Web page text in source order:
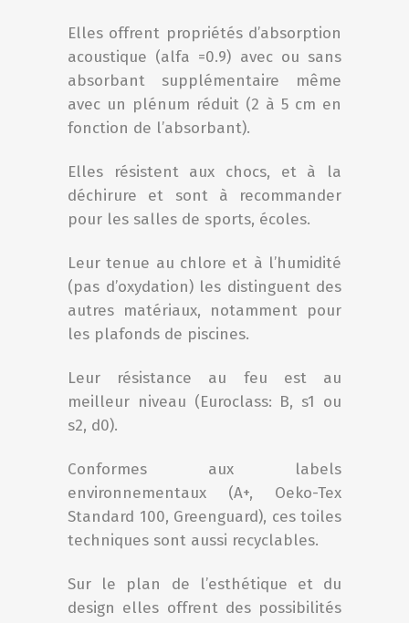
Elles offrent propriétés d’absorption
acoustique (alfa =0.9) avec ou sans
absorbant supplémentaire même
avec un plénum réduit (2 à 5 cm en
fonction de l’absorbant).
Elles résistent aux chocs, et à la
déchirure et sont à recommander
pour les salles de sports, écoles.
Leur tenue au chlore et à l’humidité
(pas d’oxydation) les distinguent des
autres matériaux, notamment pour
les plafonds de piscines.
Leur résistance au feu est au
meilleur niveau (Euroclass: B, s1 ou
s2, d0).
Conformes aux labels
environnementaux (A+, Oeko-Tex
Standard 100, Greenguard), ces toiles
techniques sont aussi recyclables.
Sur le plan de l’esthétique et du
design elles offrent des possibilités